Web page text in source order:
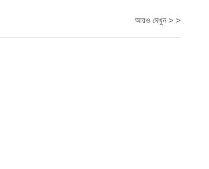
আরও দেখুন > >